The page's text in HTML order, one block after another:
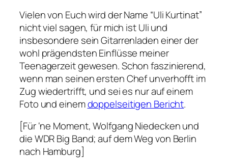
Vielen von Euch wird der Name “Uli Kurtinat”
nicht viel sagen, für mich ist Uli und
insbesondere sein Gitarrenladen einer der
wohl prägendsten Einflüsse meiner
Teenagerzeit gewesen. Schon faszinierend,
wenn man seinen ersten Chef unverhofft im
Zug wiedertrifft, und sei es nur auf einem
Foto und einemdoppelseitigen Bericht.
[Für ‘ne Moment, Wolfgang Niedecken und
die WDR Big Band; auf dem Weg von Berlin
nach Hamburg]